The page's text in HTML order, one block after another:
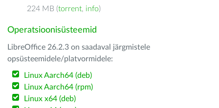
224 MB (torrent, info)
Operatsioonisüsteemid
LibreOffice 26.2.3 on saadaval järgmistele
opsüsteemidele/platvormidele:
Linux Aarch64 (deb)
Linux Aarch64 (rpm)
Linux x64 (deb)